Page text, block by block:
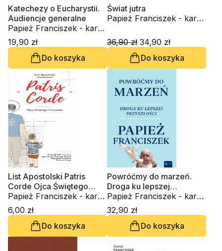
Katechezy o Eucharystii.
Audiencje generalne
Papież Franciszek - kard.
Jorge Mario Bergoglio
19,90 zł
Do koszyka
Świat jutra
Papież Franciszek - kard.
Domenico Agasso
36,90 zł 34,90 zł
Do koszyka
List Apostolski Patris
Corde Ojca Świętego
Franciszka
Papież Franciszek - kard.
Jorge Mario Bergoglio
6,00 zł
Do koszyka
Powróćmy do marzeń.
Droga ku lepszej
przyszłości
Papież Franciszek - kard.
Jorge Mario Bergoglio
32,90 zł
Do koszyka